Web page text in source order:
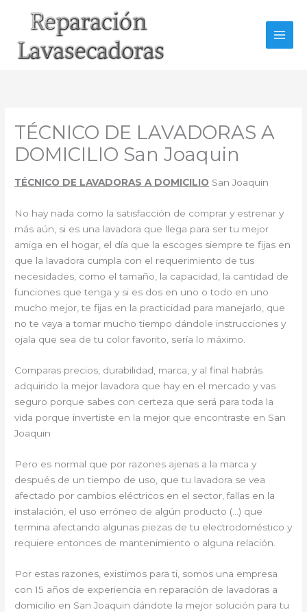
TÉCNICO DE LAVADORAS A
DOMICILIO San Joaquin
TÉCNICO DE LAVADORAS A DOMICILIO San Joaquin
No hay nada como la satisfacción de comprar y estrenar y
más aún, si es una lavadora que llega para ser tu mejor
amiga en el hogar, el día que la escoges siempre te fijas en
que la lavadora cumpla con el requerimiento de tus
necesidades, como el tamaño, la capacidad, la cantidad de
funciones que tenga y si es dos en uno o todo en uno
mucho mejor, te fijas en la practicidad para manejarlo, que
no te vaya a tomar mucho tiempo dándole instrucciones y
ojala que sea de tu color favorito, sería lo máximo.
Comparas precios, durabilidad, marca, y al final habrás
adquirido la mejor lavadora que hay en el mercado y vas
seguro porque sabes con certeza que será para toda la
vida porque invertiste en la mejor que encontraste en San
Joaquin
Pero es normal que por razones ajenas a la marca y
después de un tiempo de uso, que tu lavadora se vea
afectado por cambios eléctricos en el sector, fallas en la
instalación, el uso erróneo de algún producto (…) que
termina afectando algunas piezas de tu electrodoméstico y
requiere entonces de mantenimiento o alguna relación.
Por estas razones, existimos para ti, somos una empresa
con 15 años de experiencia en reparación de lavadoras a
domicilio en San Joaquin dándote la mejor solución para tu